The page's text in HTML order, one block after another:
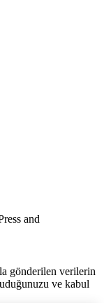
and
gönderilen verilerin
ve kabul